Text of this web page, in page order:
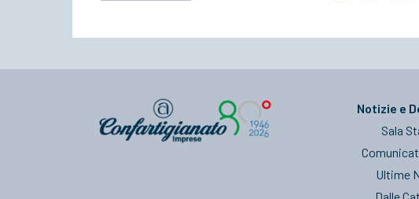
Notizie e
Sala
Ultime